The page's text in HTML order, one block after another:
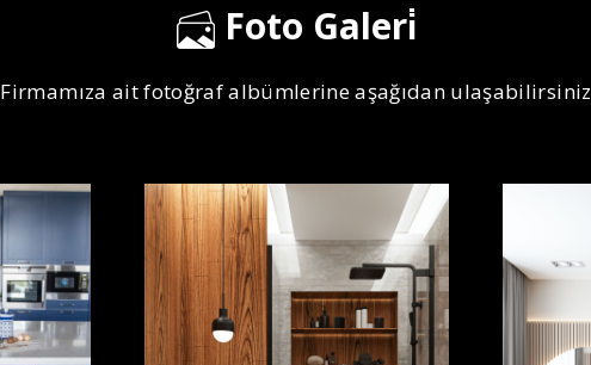
Foto Galeri̇
Firmamıza ait fotoğraf albümlerine aşağıdan ulaşabilirsiniz